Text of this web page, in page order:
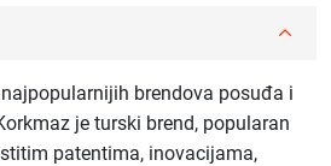
brendova posuđa i
je turski brend, popularan
patentima, inovacijama,